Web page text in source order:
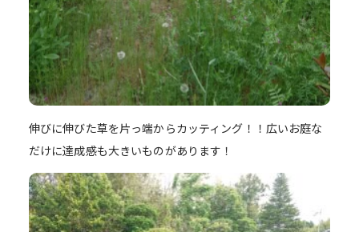
伸びに伸びた草を片っ端からカッティング！！広いお庭な
だけに達成感も大きいものがあります！